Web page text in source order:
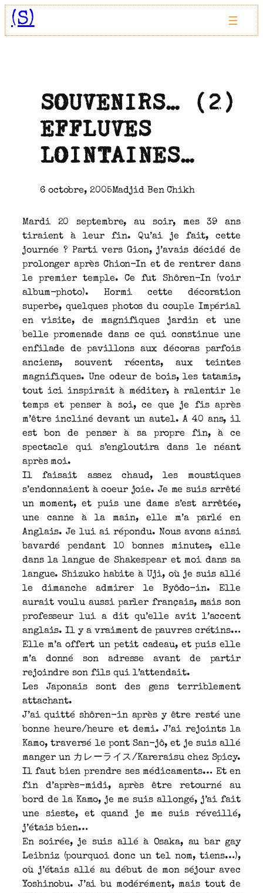
Aller
au(S)
SOUVENIRS… (2)
EFFLUVES
LOINTAINES…
6 octobre, 2005Madjid Ben Chikh
Mardi 20 septembre, au soir, mes 39 ans
tiraient à leur fin. Qu’ai je fait, cette
journée ? Parti vers Gion, j’avais décidé de
prolonger après Chion-In et de rentrer dans
le premier temple. Ce fut Shôren-In (voir
album-photo). Hormi cette décoration
superbe, quelques photos du couple Impérial
en visite, de magnifiques jardin et une
belle promenade dans ce qui constinue une
enfilade de pavillons aux décoras parfois
anciens, souvent récents, aux teintes
magnifiques. Une odeur de bois, les tatamis,
tout ici inspirait à méditer, à ralentir le
temps et penser à soi, ce que je fis après
m’être incliné devant un autel. A 40 ans, il
est bon de penser à sa propre fin, à ce
spectacle qui s’engloutira dans le néant
après moi.
Il faisait assez chaud, les moustiques
s’endonnaient à coeur joie. Je me suis arrêté
un moment, et puis une dame s’est arrêtée,
une canne à la main, elle m’a parlé en
Anglais. Je lui ai répondu. Nous avons ainsi
bavardé pendant 10 bonnes minutes, elle
dans la langue de Shakespear et moi dans sa
langue. Shizuko habite à Uji, où je suis allé
le dimanche admirer le Byôdo-in. Elle
aurait voulu aussi parler français, mais son
professeur lui a dit qu’elle avit l’accent
anglais. Il y a vraiment de pauvres crétins…
Elle m’a offert un petit cadeau, et puis elle
m’a donné son adresse avant de partir
rejoindre son fils qui l’attendait.
Les Japonais sont des gens terriblement
attachant.
J’ai quitté shôren-in après y être resté une
bonne heure/heure et demi. J’ai rejoints la
Kamo, traversé le pont San-jô, et je suis allé
manger un カレーライス/Kareraisu chez Spicy.
Il faut bien prendre ses médicaments… Et en
fin d’après-midi, après être retourné au
bord de la Kamo, je me suis allongé, j’ai fait
une sieste, et quand je me suis réveillé,
j’étais bien…
En soirée, je suis allé à Osaka, au bar gay
Leibniz (pourquoi donc un tel nom, tiens…),
où j’étais allé au début de mon séjour avec
Yoshinobu. J’ai bu modérément, mais tout de